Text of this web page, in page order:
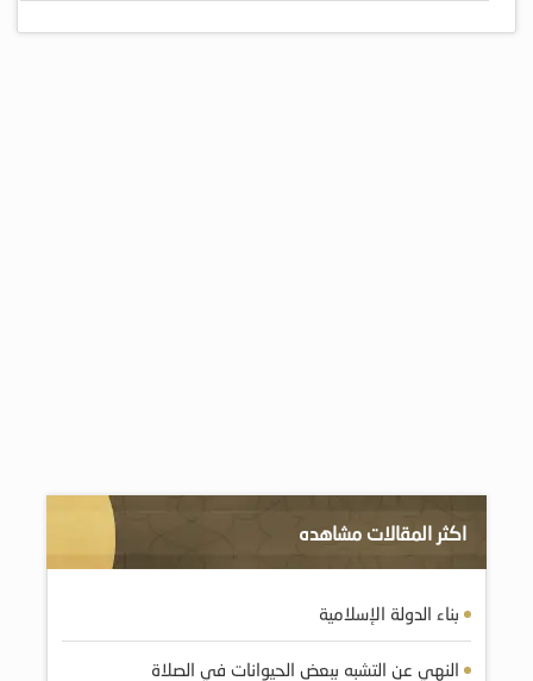
اكثر المقالات مشاهده
بناء الدولة الإسلامية
النهي عن التشبه ببعض الحيوانات في الصلاة